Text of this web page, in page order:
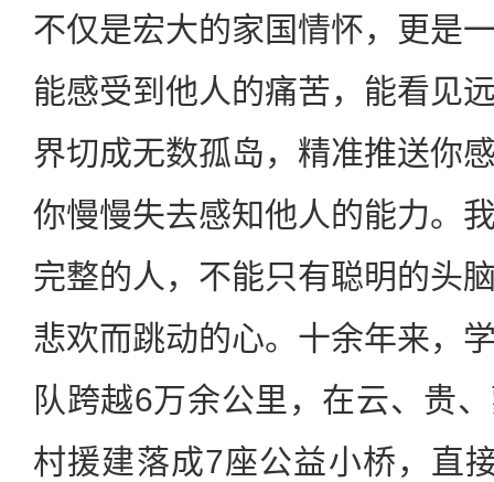
不仅是宏大的家国情怀，更
能感受到他人的痛苦，能看见
界切成无数孤岛，精准推送你
你慢慢失去感知他人的能力。
完整的人，不能只有聪明的头
悲欢而跳动的心。十余年来，
队跨越6万余公里，在云、贵
村援建落成7座公益小桥，直